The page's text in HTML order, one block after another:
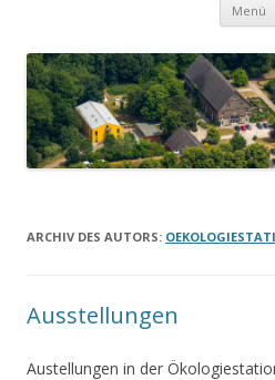
Menü
ARCHIV DES AUTORS:
Ausstellungen
Austellungen in der